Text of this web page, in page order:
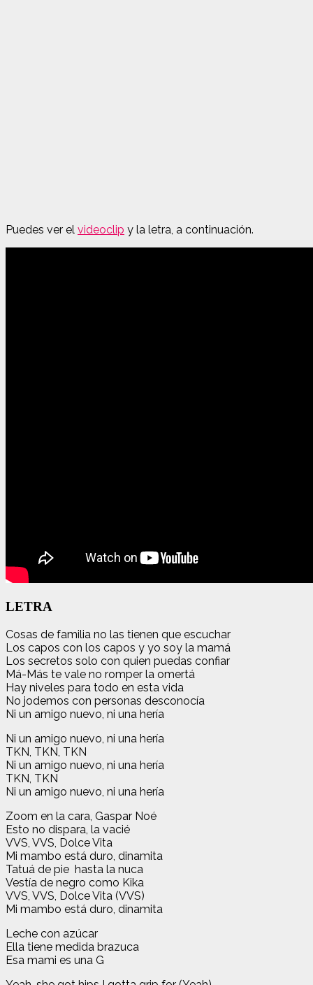
Puedes ver el videoclip y la letra, a continuación.
LETRA
Cosas de familia no las tienen que escuchar
Los capos con los capos y yo soy la mamá
Los secretos solo con quien puedas confiar
Má-Más te vale no romper la omertá
Hay niveles para todo en esta vida
No jodemos con personas desconocía
Ni un amigo nuevo, ni una hería
Ni un amigo nuevo, ni una hería
TKN, TKN, TKN
Ni un amigo nuevo, ni una hería
TKN, TKN
Ni un amigo nuevo, ni una hería
Zoom en la cara, Gaspar Noé
Esto no dispara, la vacié
VVS, VVS, Dolce Vita
Mi mambo está duro, dinamita
Tatuá de pie hasta la nuca
Vestía de negro como Kika
VVS, VVS, Dolce Vita (VVS)
Mi mambo está duro, dinamita
Leche con azúcar
Ella tiene medida brazuca
Esa mami es una G